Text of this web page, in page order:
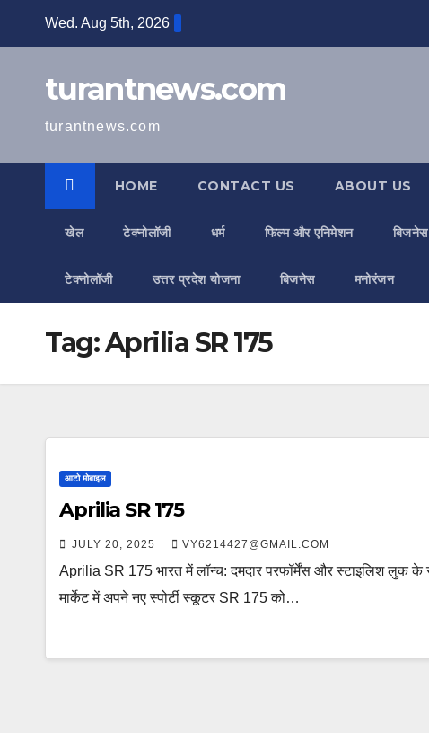
Wed. Aug 5th, 2026
turantnews.com
turantnews.com
HOME CONTACT US ABOUT US
खेल टेक्नोलॉजी धर्म फिल्म और एनिमेशन बिजनेस
टेक्नोलॉजी उत्तर प्रदेश योजना बिजनेस मनोरंजन
Tag:Aprilia SR 175
आटो मोबाइल
Aprilia SR 175
JULY 20, 2025 VY6214427@GMAIL.COM
Aprilia SR 175 भारत में लॉन्च: दमदार परफॉर्मेंस और स्टाइलिश लुक के
मार्केट में अपने नए स्पोर्टी स्कूटर SR 175 को…